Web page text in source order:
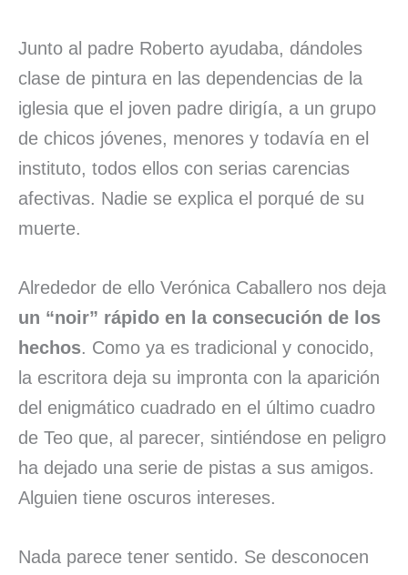
Junto al padre Roberto ayudaba, dándoles
clase de pintura en las dependencias de la
iglesia que el joven padre dirigía, a un grupo
de chicos jóvenes, menores y todavía en el
instituto, todos ellos con serias carencias
afectivas. Nadie se explica el porqué de su
muerte.
Alrededor de ello Verónica Caballero nos deja
un “noir” rápido en la consecución de los
hechos. Como ya es tradicional y conocido,
la escritora deja su impronta con la aparición
del enigmático cuadrado en el último cuadro
de Teo que, al parecer, sintiéndose en peligro
ha dejado una serie de pistas a sus amigos.
Alguien tiene oscuros intereses.
Nada parece tener sentido. Se desconocen